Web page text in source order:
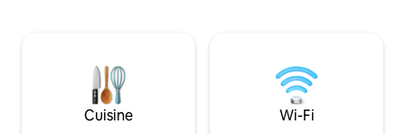
ustensiles de cuisine. Un jardin plein sud
avec terrasse. Plage d’aytré à 3 kms
Cuisine Wi-Fi